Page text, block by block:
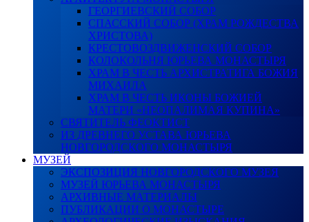
ГЕОРГИЕВСКИЙ СОБОР
СПАССКИЙ СОБОР (ХРАМ РОЖДЕСТВА
ХРИСТОВА)
КРЕСТОВОЗДВИЖЕНСКИЙ СОБОР
КОЛОКОЛЬНЯ ЮРЬЕВА МОНАСТЫРЯ
ХРАМ В ЧЕСТЬ АРХИСТРАТИГА БОЖИЯ
МИХАИЛА
ХРАМ В ЧЕСТЬ ИКОНЫ БОЖИЕЙ
МАТЕРИ «НЕОПАЛИМАЯ КУПИНА»
СВЯТИТЕЛЬ ФЕОКТИСТ
ИЗ ДРЕВНЕГО УСТАВА ЮРЬЕВА
НОВГОРОДСКОГО МОНАСТЫРЯ
МУЗЕЙ
ЭКСПОЗИЦИЯ НОВГОРОДСКОГО МУЗЕЯ
МУЗЕЙ ЮРЬЕВА МОНАСТЫРЯ
АРХИВНЫЕ МАТЕРИАЛЫ
ПУБЛИКАЦИИ О МОНАСТЫРЕ